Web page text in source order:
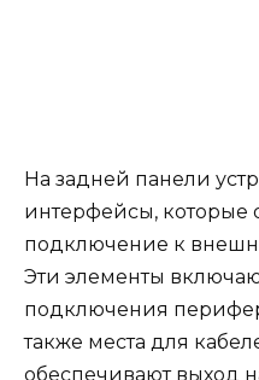
На задней панели
интерфейсы, которые
подключение к
Эти элементы
подключения
также места для
обеспечивают выход